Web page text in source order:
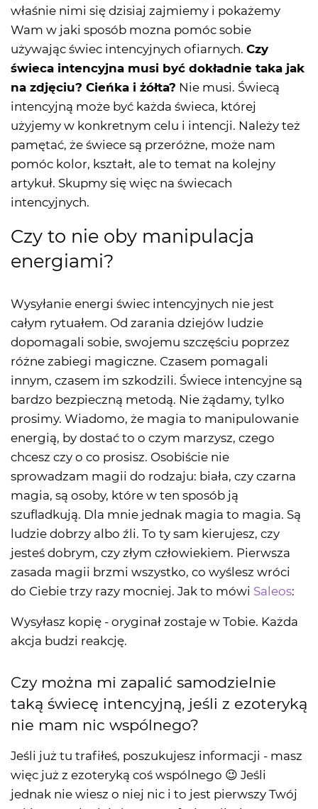
właśnie nimi się dzisiaj zajmiemy i pokażemy
Wam w jaki sposób mozna pomóc sobie
używając świec intencyjnych ofiarnych. Czy
świeca intencyjna musi być dokładnie taka jak
na zdjęciu? Cieńka i żółta? Nie musi. Świecą
intencyjną może być każda świeca, której
użyjemy w konkretnym celu i intencji. Należy też
pamętać, że świece są przeróżne, może nam
pomóc kolor, kształt, ale to temat na kolejny
artykuł. Skupmy się więc na świecach
intencyjnych.
Czy to nie oby manipulacja
energiami?
Wysyłanie energi świec intencyjnych nie jest
całym rytuałem. Od zarania dziejów ludzie
dopomagali sobie, swojemu szczęściu poprzez
różne zabiegi magiczne. Czasem pomagali
innym, czasem im szkodzili. Świece intencyjne są
bardzo bezpieczną metodą. Nie żądamy, tylko
prosimy. Wiadomo, że magia to manipulowanie
energią, by dostać to o czym marzysz, czego
chcesz czy o co prosisz. Osobiście nie
sprowadzam magii do rodzaju: biała, czy czarna
magia, są osoby, które w ten sposób ją
szufladkują. Dla mnie jednak magia to magia. Są
ludzie dobrzy albo źli. To ty sam kierujesz, czy
jesteś dobrym, czy złym człowiekiem. Pierwsza
zasada magii brzmi wszystko, co wyślesz wróci
do Ciebie trzy razy mocniej. Jak to mówi Saleos:
Wysyłasz kopię - oryginał zostaje w Tobie. Każda
akcja budzi reakcję.
Czy można mi zapalić samodzielnie
taką świecę intencyjną, jeśli z ezoteryką
nie mam nic wspólnego?
Jeśli już tu trafiłeś, poszukujesz informacji - masz
więc już z ezoteryką coś wspólnego 😉 Jeśli
jednak nie wiesz o niej nic i to jest pierwszy Twój